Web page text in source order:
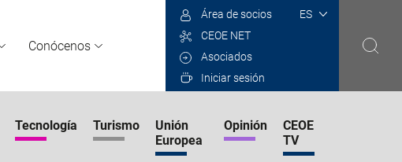
Conócenos
Select
Área de socios
CEOE NET
Asociados
Iniciar sesión
Tecnología Turismo
Unión
Europea
Opinión
CEOE
TV